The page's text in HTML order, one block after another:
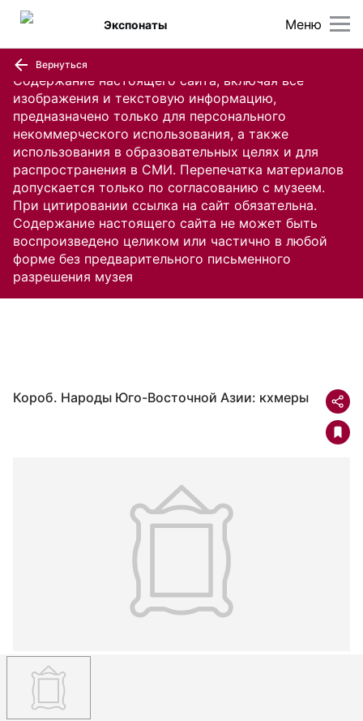
Содержание настоящего сайта, включая все
изображения и текстовую информацию,
предназначено только для персонального
некоммерческого использования, а также
использования в образовательных целях и для
распространения в СМИ. Перепечатка материалов
допускается только по согласованию с музеем.
При цитировании ссылка на сайт обязательна.
Содержание настоящего сайта не может быть
воспроизведено целиком или частично в любой
форме без предварительного письменного
разрешения музея
Меню
Экспонаты
Вернуться
Короб. Народы Юго-Восточной Азии: кхмеры